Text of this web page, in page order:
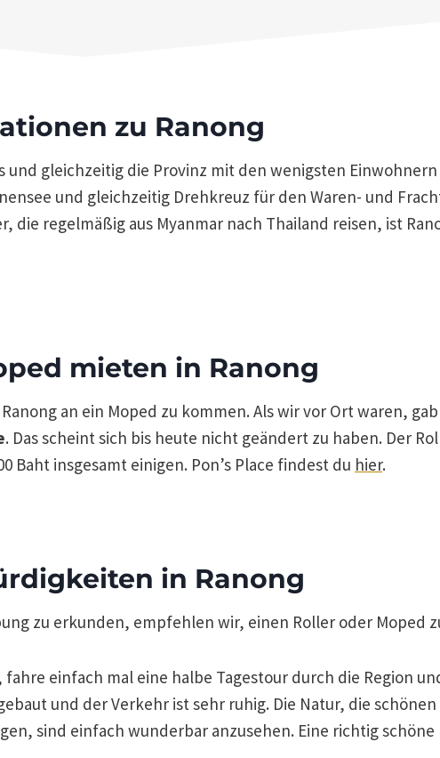
zu Ranong
und gleichzeitig die Provinz mit den wenigsten
und gleichzeitig Drehkreuz für den Waren- und
die regelmäßig aus Myanmar nach Thailand reisen, ist
mieten in Ranong
an ein Moped zu kommen. Als wir vor Ort waren,
. Das scheint sich bis heute nicht geändert zu haben. Der
Baht insgesamt einigen. Pon’s Place findest du hier.
in Ranong
zu erkunden, empfehlen wir, einen Roller oder Moped
einfach mal eine halbe Tagestour durch die Region
und der Verkehr ist sehr ruhig. Die Natur, die schönen
sind einfach wunderbar anzusehen. Eine richtig schöne